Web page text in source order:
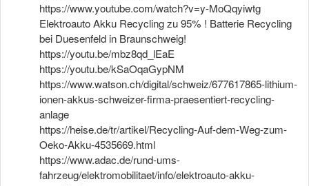
https://www.youtube.com/watch?v=y-MoQqyiwtg
Elektroauto Akku Recycling zu 95% ! Batterie Recycling
bei Duesenfeld in Braunschweig!
https://youtu.be/mbz8qd_lEaE
https://youtu.be/kSaOqaGypNM
https://www.watson.ch/digital/schweiz/677617865-lithium-
ionen-akkus-schweizer-firma-praesentiert-recycling-
anlage
https://heise.de/tr/artikel/Recycling-Auf-dem-Weg-zum-
Oeko-Akku-4535669.html
https://www.adac.de/rund-ums-
fahrzeug/elektromobilitaet/info/elektroauto-akku-